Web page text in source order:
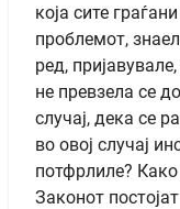
која сите
проблемот,
ред,
не превзела се
случај, дека се
во овој случај
потфрлиле?
Законот